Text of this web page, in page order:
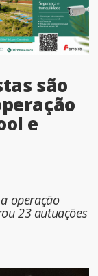
são
e
operação
23 autuações